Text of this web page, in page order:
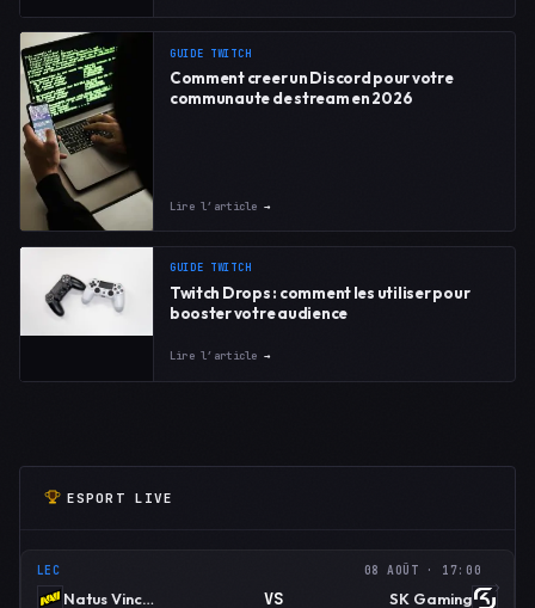
GUIDE TWITCH
Comment creer un Discord pour votre
communaute de stream en 2026
Lire l’article →
GUIDE TWITCH
Twitch Drops : comment les utiliser pour
booster votre audience
Lire l’article →
ESPORT LIVE
LEC 08 AOÛT · 17:00
Natus Vincere VS SK Gaming